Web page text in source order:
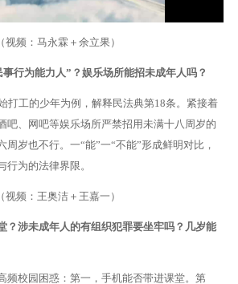
（视频：马永霖＋余立果）
行为能力人”？娱乐场所能招未成年人吗？
打工的少年为例，解释民法典第18条。紧接着
吧、网吧等娱乐场所严禁招用未满十八周岁的
周岁也不行。一“能”一“不能”形成鲜明对比，
行为的法律界限。
（视频：王奥洁＋王嘉一）
？涉未成年人的有组织犯罪要坐牢吗？几岁能
频校园困惑：第一，手机能否带进课堂。第